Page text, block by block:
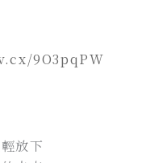
9O3pqPW
放下